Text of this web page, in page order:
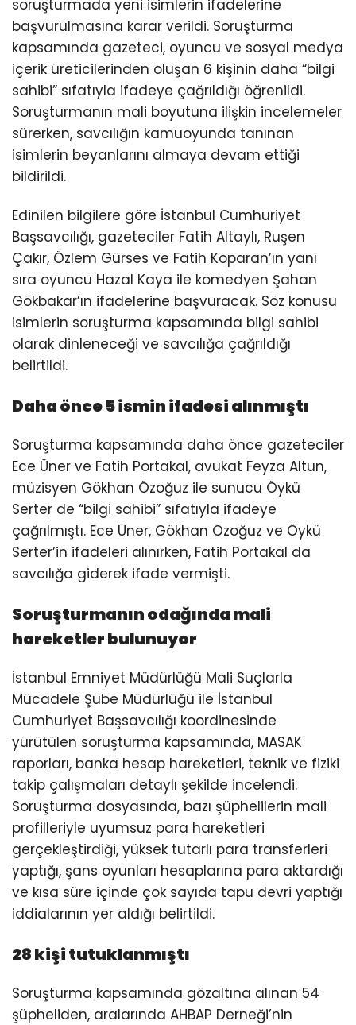
soruşturmada yeni isimlerin ifadelerine
başvurulmasına karar verildi. Soruşturma
kapsamında gazeteci, oyuncu ve sosyal medya
içerik üreticilerinden oluşan 6 kişinin daha “bilgi
sahibi” sıfatıyla ifadeye çağrıldığı öğrenildi.
Soruşturmanın mali boyutuna ilişkin incelemeler
sürerken, savcılığın kamuoyunda tanınan
isimlerin beyanlarını almaya devam ettiği
bildirildi.
Edinilen bilgilere göre İstanbul Cumhuriyet
Başsavcılığı, gazeteciler Fatih Altaylı, Ruşen
Çakır, Özlem Gürses ve Fatih Koparan’ın yanı
sıra oyuncu Hazal Kaya ile komedyen Şahan
Gökbakar’ın ifadelerine başvuracak. Söz konusu
isimlerin soruşturma kapsamında bilgi sahibi
olarak dinleneceği ve savcılığa çağrıldığı
belirtildi.
Daha önce 5 ismin ifadesi alınmıştı
Soruşturma kapsamında daha önce gazeteciler
Ece Üner ve Fatih Portakal, avukat Feyza Altun,
müzisyen Gökhan Özoğuz ile sunucu Öykü
Serter de “bilgi sahibi” sıfatıyla ifadeye
çağrılmıştı. Ece Üner, Gökhan Özoğuz ve Öykü
Serter’in ifadeleri alınırken, Fatih Portakal da
savcılığa giderek ifade vermişti.
Soruşturmanın odağında mali
hareketler bulunuyor
İstanbul Emniyet Müdürlüğü Mali Suçlarla
Mücadele Şube Müdürlüğü ile İstanbul
Cumhuriyet Başsavcılığı koordinesinde
yürütülen soruşturma kapsamında, MASAK
raporları, banka hesap hareketleri, teknik ve fiziki
takip çalışmaları detaylı şekilde incelendi.
Soruşturma dosyasında, bazı şüphelilerin mali
profilleriyle uyumsuz para hareketleri
gerçekleştirdiği, yüksek tutarlı para transferleri
yaptığı, şans oyunları hesaplarına para aktardığı
ve kısa süre içinde çok sayıda tapu devri yaptığı
iddialarının yer aldığı belirtildi.
28 kişi tutuklanmıştı
Soruşturma kapsamında gözaltına alınan 54
şüpheliden, aralarında AHBAP Derneği’nin